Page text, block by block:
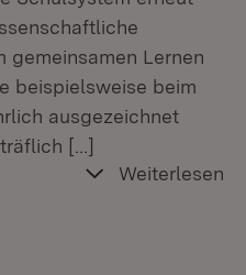
gemeinsamen Lernen
beispielsweise beim
ausgezeichnet
[…]
Weiterlesen